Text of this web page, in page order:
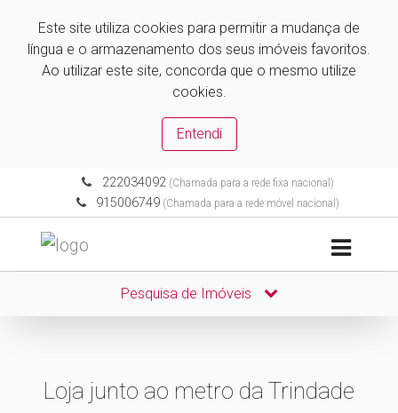
Este site utiliza cookies para permitir a mudança de
língua e o armazenamento dos seus imóveis favoritos.
Ao utilizar este site, concorda que o mesmo utilize
cookies.
Entendi
222034092(Chamada para a rede fixa nacional)
915006749 (Chamada para a rede móvel nacional)
Pesquisa de Imóveis
Loja junto ao metro da Trindade